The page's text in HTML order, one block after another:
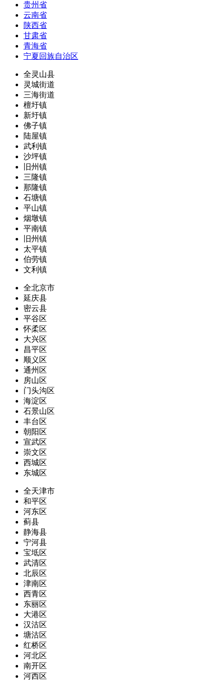
贵州省
云南省
陕西省
甘肃省
青海省
宁夏回族自治区
全灵山县
灵城街道
三海街道
檀圩镇
新圩镇
佛子镇
陆屋镇
武利镇
沙坪镇
旧州镇
三隆镇
那隆镇
石塘镇
平山镇
烟墩镇
平南镇
旧州镇
太平镇
伯劳镇
文利镇
全北京市
延庆县
密云县
平谷区
怀柔区
大兴区
昌平区
顺义区
通州区
房山区
门头沟区
海淀区
石景山区
丰台区
朝阳区
宣武区
崇文区
西城区
东城区
全天津市
和平区
河东区
蓟县
静海县
宁河县
宝坻区
武清区
北辰区
津南区
西青区
东丽区
大港区
汉沽区
塘沽区
红桥区
河北区
南开区
河西区